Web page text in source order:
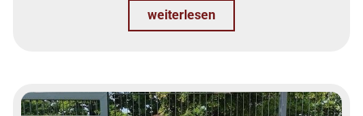
weiterlesen